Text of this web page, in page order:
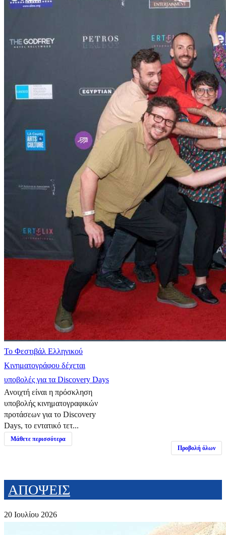
Το Φεστιβάλ Ελληνικού
Κινηματογράφου δέχεται
υποβολές για τα Discovery Days
Ανοιχτή είναι η πρόσκληση
υποβολής κινηματογραφικών
προτάσεων για το Discovery
Days, το εντατικό τετ...
Μάθετε περισσότερα
Προβολή όλων
ΑΠΟΨΕΙΣ
20 Ιουλίου 2026